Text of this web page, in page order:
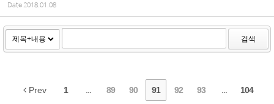
Date2018.01.08
검색
Prev 1 ... 89 90 91 92 93 ... 104